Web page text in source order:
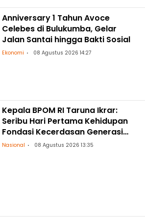
Anniversary 1 Tahun Avoce
Celebes di Bulukumba, Gelar
Jalan Santai hingga Bakti Sosial
Ekonomi 08 Agustus 2026 14:27
Kepala BPOM RI Taruna Ikrar:
Seribu Hari Pertama Kehidupan
Fondasi Kecerdasan Generasi
Masa Depan
Nasional 08 Agustus 2026 13:35